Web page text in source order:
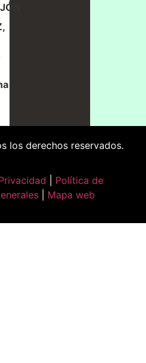
los derechos reservados.
Política de
Mapa web